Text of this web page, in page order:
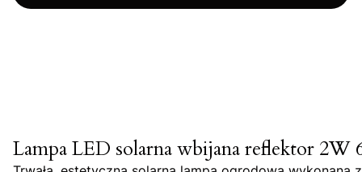
Lampa LED solarna wbijana reflektor